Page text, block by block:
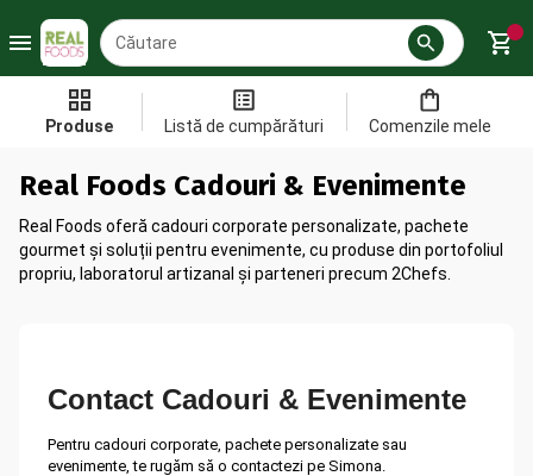
Produse Listă de cumpărături Comenzile mele
Real Foods Cadouri & Evenimente
Real Foods oferă cadouri corporate personalizate, pachete
gourmet și soluții pentru evenimente, cu produse din portofoliul
propriu, laboratorul artizanal și parteneri precum 2Chefs.
Contact Cadouri & Evenimente
Pentru cadouri corporate, pachete personalizate sau
evenimente, te rugăm să o contactezi pe Simona.